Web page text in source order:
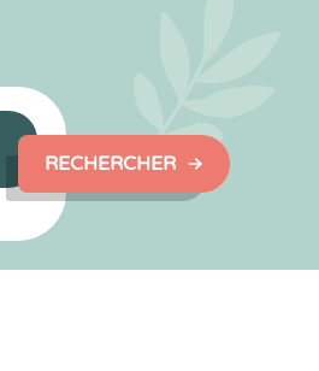
RECHERCHER